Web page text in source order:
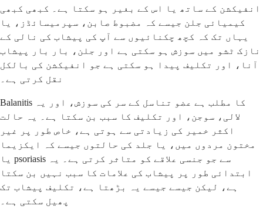
انفیکشن کے ساتھ یا اس کے بغیر ہو سکتا ہے۔ کبھی کبھی
کیمیائی جلن جیسے کہ مضبوط صابن، سپرمیسائڈز، یا
یہاں تک کہ کچھ چکنائیوں سے آپ کی پیشاب کی نالی کے
نازک ٹشو میں سوزش ہو سکتی ہے اور جلن، بار بار پیشاب
آنا، اور تکلیف پیدا ہو سکتی ہے جو انفیکشن کی بالکل
نقل کرتی ہے۔
Balanitis کا مطلب ہے عضو تناسل کے سر کی سوزش، اور یہ
لالی، سوجن، اور تکلیف کا سبب بن سکتا ہے۔ یہ حالت
اکثر خمیر کی زیادتی سے ہوتی ہے، خاص طور پر غیر
مختون مردوں میں، یا جلد کی حالتوں جیسے کہ ایکزیما
یا psoriasis سے جو جنسی علاقے کو متاثر کرتی ہے۔ یہ
ابتدائی طور پر پیشاب کی علامات کا سبب نہیں بن سکتا
ہے، لیکن جیسے جیسے یہ بڑھتا ہے، تکلیف پیشاب تک
پھیل سکتی ہے۔